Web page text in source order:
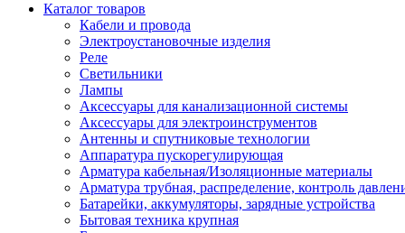
Каталог товаров
Кабели и провода
Электроустановочные изделия
Реле
Светильники
Лампы
Аксессуары для канализационной системы
Аксессуары для электроинструментов
Антенны и спутниковые технологии
Аппаратура пускорегулирующая
Арматура кабельная/Изоляционные материалы
Арматура трубная, распределение, контроль
Батарейки, аккумуляторы, зарядные устройства
Бытовая техника крупная